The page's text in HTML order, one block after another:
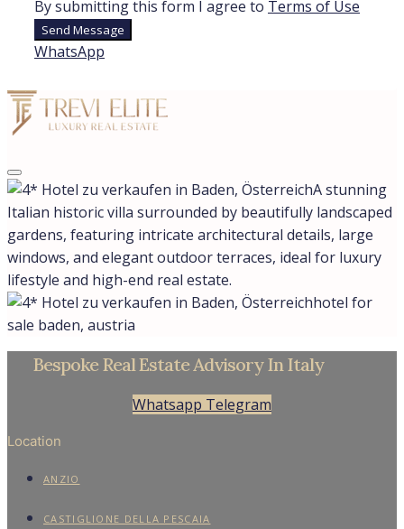
By submitting this form I agree to Terms of Use
Send Message
WhatsApp
A stunning
Italian historic villa surrounded by beautifully landscaped
gardens, featuring intricate architectural details, large
windows, and elegant outdoor terraces, ideal for luxury
lifestyle and high-end real estate.
hotel for
sale baden, austria
Bespoke Real Estate Advisory In Italy
Whatsapp Telegram
Location
ANZIO
CASTIGLIONE DELLA PESCAIA